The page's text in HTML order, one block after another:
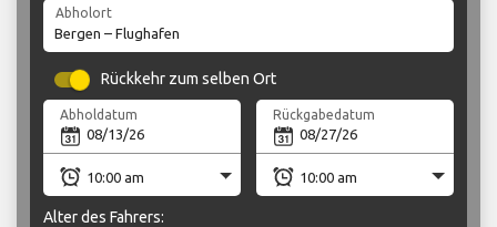
Abholort
Rückkehr zum selben Ort
Abholdatum Rückgabedatum
Alter des Fahrers: